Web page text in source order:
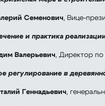
Семенович, Вице-
и практика
Валерьевич, Директор по
регулирование в
Геннадьевич,